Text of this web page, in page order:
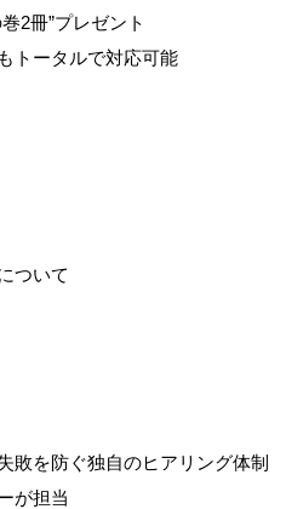
2冊”プレゼント
トータルで対応可能
ついて
敗を防ぐ独自のヒアリング体制
が担当